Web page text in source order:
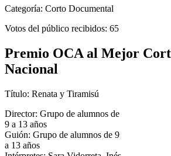
Categoría: Corto Documental
Votos del público recibidos: 65
Premio OCA al Mejor
Nacional
Título: Renata y Tiramisú
Director: Grupo de alumnos de
9 a 13 años
Guión: Grupo de alumnos de 9
a 13 años